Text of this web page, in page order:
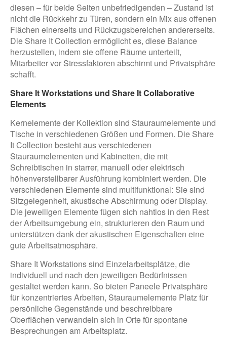
diesen – für beide Seiten unbefriedigenden – Zustand ist
nicht die Rückkehr zu Türen, sondern ein Mix aus offenen
Flächen einerseits und Rückzugsbereichen andererseits.
Die Share It Collection ermöglicht es, diese Balance
herzustellen, indem sie offene Räume unterteilt,
Mitarbeiter vor Stressfaktoren abschirmt und Privatsphäre
schafft.
Share It Workstations und Share It Collaborative
Elements
Kernelemente der Kollektion sind Stauraumelemente und
Tische in verschiedenen Größen und Formen. Die Share
It Collection besteht aus verschiedenen
Stauraumelementen und Kabinetten, die mit
Schreibtischen in starrer, manuell oder elektrisch
höhenverstellbarer Ausführung kombiniert werden. Die
verschiedenen Elemente sind multifunktional: Sie sind
Sitzgelegenheit, akustische Abschirmung oder Display.
Die jeweiligen Elemente fügen sich nahtlos in den Rest
der Arbeitsumgebung ein, strukturieren den Raum und
unterstützen dank der akustischen Eigenschaften eine
gute Arbeitsatmosphäre.
Share It Workstations sind Einzelarbeitsplätze, die
individuell und nach den jeweiligen Bedürfnissen
gestaltet werden kann. So bieten Paneele Privatsphäre
für konzentriertes Arbeiten, Stauraumelemente Platz für
persönliche Gegenstände und beschreibbare
Oberflächen verwandeln sich in Orte für spontane
Besprechungen am Arbeitsplatz.